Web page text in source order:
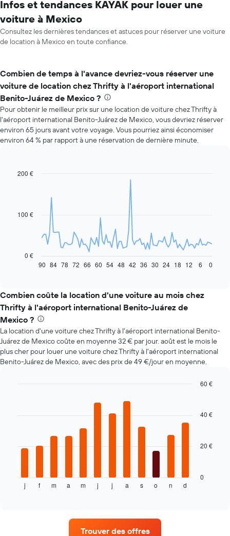
Infos et tendances KAYAK pour louer une
voiture à Mexico
Consultez les dernières tendances et astuces pour réserver une voiture
de location à Mexico en toute confiance.
Combien de temps à l'avance devriez-vous réserver une
voiture de location chez Thrifty à l'aéroport international
Benito-Juárez de Mexico ?
Pour obtenir le meilleur prix sur une location de voiture chez Thrifty à
l'aéroport international Benito-Juárez de Mexico, vous devriez réserver
environ 65 jours avant votre voyage. Vous pourriez ainsi économiser
environ 64 % par rapport à une réservation de dernière minute.
Line
points.
graphique
dessous
des
prix
d'une
voiture
de
location
à
l'approche
graphique,
indiquent
Chart
0 €
100 €
200 €
90 84 78 72 66 60 54 48 42 36 30 24 18 12 6 0
Combien coûte la location d'une voiture au mois chez
Thrifty à l'aéroport international Benito-Juárez de
Mexico ?
La location d'une voiture chez Thrifty à l'aéroport international Benito-
Juárez de Mexico coûte en moyenne 32 € par jour. août est le mois le
plus cher pour louer une voiture chez Thrifty à l'aéroport international
Benito-Juárez de Mexico, avec des prix de 49 €/jour en moyenne.
dessous
indique
j f m a m j j a s o n d
0
20 €
40 €
60 €
Trouver des offres